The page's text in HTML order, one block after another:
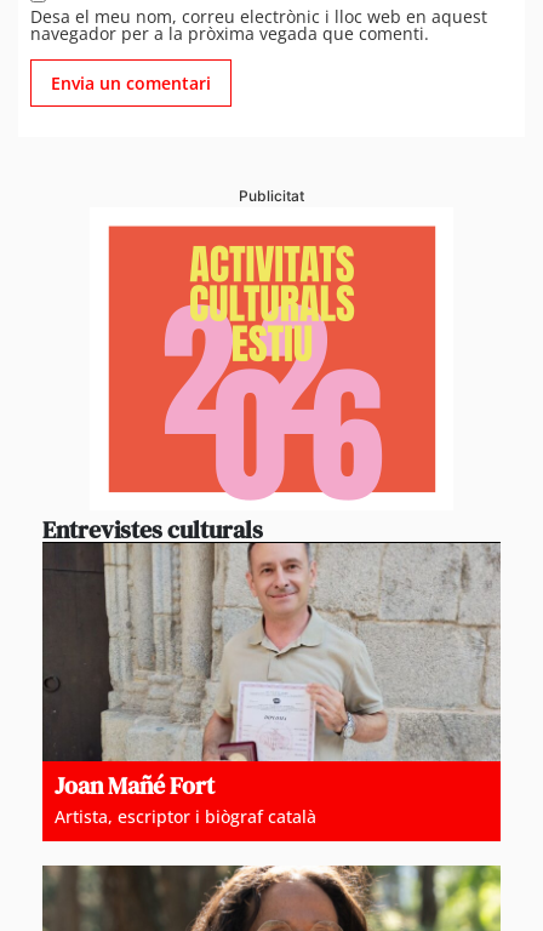
Desa el meu nom, correu electrònic i lloc web en aquest
navegador per a la pròxima vegada que comenti.
Publicitat
Entrevistes culturals
Joan Mañé Fort
Artista, escriptor i biògraf català